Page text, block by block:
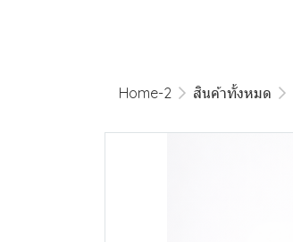
Home-2 สินค้าทั้งหมด